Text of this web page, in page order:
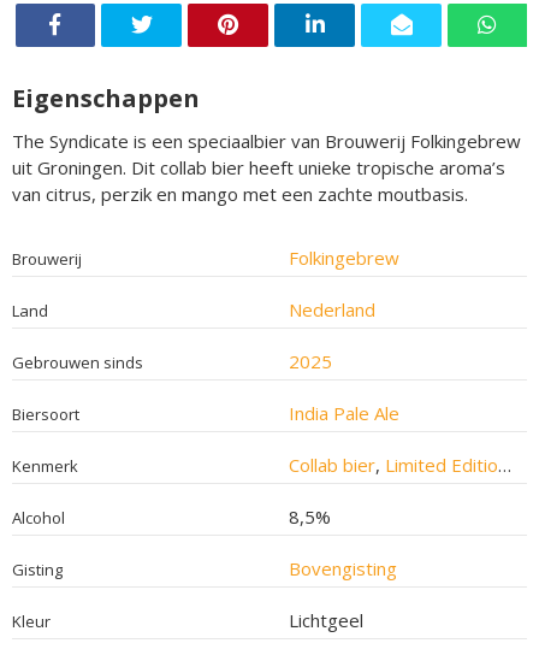
Eigenschappen
The Syndicate is een speciaalbier van Brouwerij Folkingebrew
uit Groningen. Dit collab bier heeft unieke tropische aroma’s
van citrus, perzik en mango met een zachte moutbasis.
Brouwerij Folkingebrew
Land Nederland
Gebrouwen sinds 2025
Biersoort India Pale Ale
Kenmerk Collab bier, Limited Edition bier
Alcohol 8,5%
Gisting Bovengisting
Kleur Lichtgeel